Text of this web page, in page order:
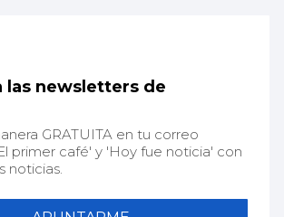
las newsletters de
GRATUITA en tu correo
primer café' y 'Hoy fue noticia' con
noticias.